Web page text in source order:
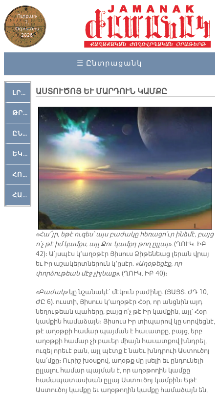
Ուրբաթ
7,
Օգոստոս
2026
☰ Ընտրացանկ
ԼՐԱՀՈՍ
ԹՐՔԱՀԱՅ ԿԵԱՆՔ
ԸՆԿԵՐԱՄՇԱԿՈՒԹԱՅԻՆ
ԵԿԵՂԵՑԱԿԱՆ
ՀՈԳԵՄՏԱՒՈՐ
ՀԱՐԹԱԿ
ԱՍՏՈՒԾՈՅ ԵՒ ՄԱՐԴՈՒՆ ԿԱՄՔԸ
«Հա՜յր, եթէ ուզես՝ այս բաժակը հեռացո՛ւր ինձմէ, բայց
ո՛չ թէ իմ կամքս, այլ Քու կամքդ թող ըլլայ».(ՂՈՒԿ. ԻԲ
42)։ Ա՛յսպէս կ՚աղօթէր Յիսուս Ձիթենեաց լերան վրայ
եւ Իր աշակերտներուն կ՚ըսէր. «Աղօթեցէք, որ
փորձութեան մէջ չիյնաք».(ՂՈՒԿ. ԻԲ 40)։
«Բաժակ»կը նշանակէ՝ մէկուն բաժինը. (ՅԱՅՏ. ԺԴ 10,
ԺԸ 6). ուստի, Յիսուս կ՚աղօթէր Հօր, որ անցնին այդ
նեղութեան պահերը, բայց ո՛չ թէ Իր կամքին, այլ՝ Հօր
կամքին համաձայն։ Յիսուս Իր տիպարով կը սորվեցնէ,
թէ աղօթքի համար պայման է հաւատքը, բայց, երբ
աղօթքի համար չի բաւեր միայն հաւատքով խնդրել,
ուզել որեւէ բան, այլ պէտք է նաեւ խնդրուի Աստուծոյ
կա՛մքը։ Ուրիշ խօսքով, աղօթք մը լսելի եւ ընդունելի
ըլլալու համար պայման է, որ աղօթողին կամքը
համապատասխան ըլլայ Աստուծոյ կամքին։ Եթէ
Աստուծոյ կամքը եւ աղօթողին կամքը համաձայն են,